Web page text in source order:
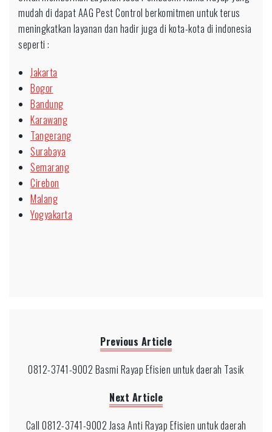
mudah di dapat AAG Pest Control berkomitmen untuk terus
meningkatkan layanan dan hadir juga di kota-kota di indonesia
seperti :
Jakarta
Bogor
Bandung
Karawang
Tangerang
Surabaya
Semarang
Cirebon
Malang
Yogyakarta
Previous Article
0812-3741-9002 Basmi Rayap Efisien untuk daerah Tasik
Next Article
Call 0812-3741-9002 Jasa Anti Rayap Efisien untuk daerah